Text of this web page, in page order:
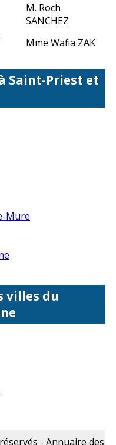
M. Roch
SANCHEZ
Mme Wafia ZAK
Saint-Priest et
Mure
villes du
- Annuaire des